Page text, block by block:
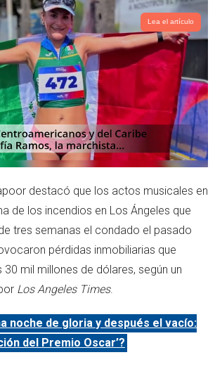
Lea el artículo
destacó que los actos musicales en
de los incendios en Los Ángeles que
tres semanas el condado el pasado
pérdidas inmobiliarias que
mil millones de dólares, según un
Los Angeles Times.
noche de gloria y después el vacío:
del Premio Oscar’?